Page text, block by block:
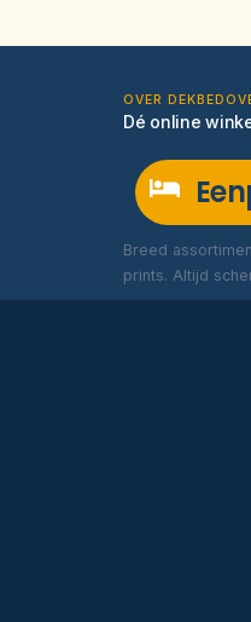
OVER
Dé online
Breed
prints. Altijd